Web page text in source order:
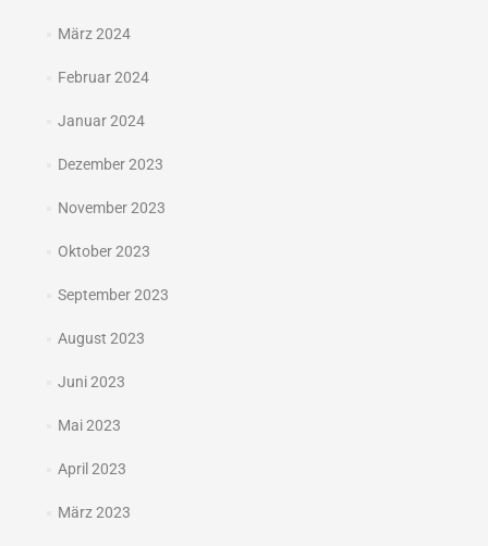
März 2024
Februar 2024
Januar 2024
Dezember 2023
November 2023
Oktober 2023
September 2023
August 2023
Juni 2023
Mai 2023
April 2023
März 2023